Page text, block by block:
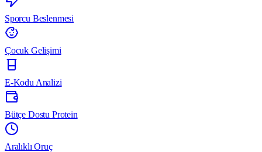
Sporcu Beslenmesi
Çocuk Gelişimi
E-Kodu Analizi
Bütçe Dostu Protein
Aralıklı Oruç